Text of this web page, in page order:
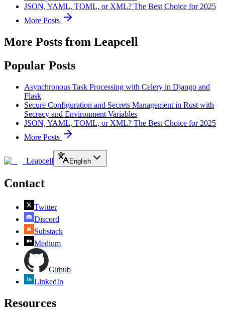
JSON, YAML, TOML, or XML? The Best Choice for 2025
More Posts
More Posts from Leapcell
Popular Posts
Asynchronous Task Processing with Celery in Django and
Flask
Secure Configuration and Secrets Management in Rust with
Secrecy and Environment Variables
JSON, YAML, TOML, or XML? The Best Choice for 2025
More Posts
Leapcell English
Contact
Twitter
Discord
Substack
Medium
Github
LinkedIn
Resources